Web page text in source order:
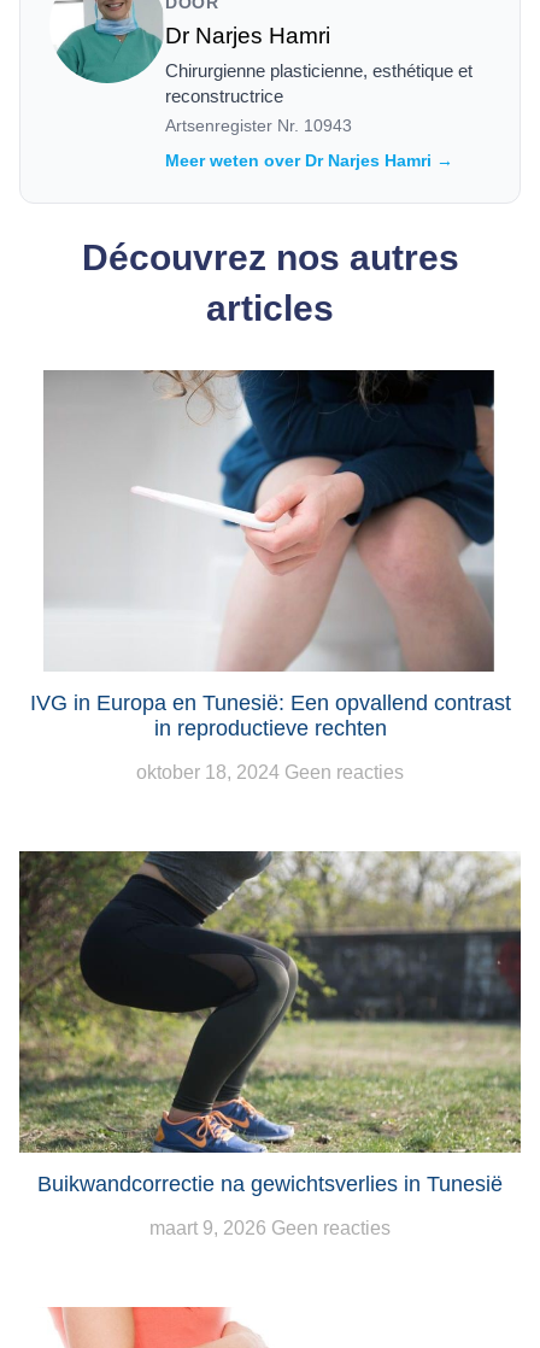
Dr Narjes Hamri
Chirurgienne plasticienne, esthétique et
reconstructrice
Artsenregister Nr. 10943
Meer weten over Dr Narjes Hamri →
Découvrez nos autres
articles
IVG in Europa en Tunesië: Een opvallend contrast
in reproductieve rechten
oktober 18, 2024 Geen reacties
Buikwandcorrectie na gewichtsverlies in Tunesië
maart 9, 2026 Geen reacties